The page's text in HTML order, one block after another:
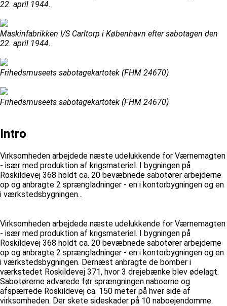
22. april 1944.
Maskinfabrikken I/S Carltorp i København efter sabotagen den
22. april 1944.
Frihedsmuseets sabotagekartotek (FHM 24670)
Frihedsmuseets sabotagekartotek (FHM 24670)
Intro
Virksomheden arbejdede næste udelukkende for Værnemagten
- især med produktion af krigsmateriel. I bygningen på
Roskildevej 368 holdt ca. 20 bevæbnede sabotører arbejderne
op og anbragte 2 sprængladninger - en i kontorbygningen og en
i værkstedsbygningen...
Virksomheden arbejdede næste udelukkende for Værnemagten
- især med produktion af krigsmateriel. I bygningen på
Roskildevej 368 holdt ca. 20 bevæbnede sabotører arbejderne
op og anbragte 2 sprængladninger - en i kontorbygningen og en
i værkstedsbygningen. Dernæst anbragte de bomber i
værkstedet Roskildevej 371, hvor 3 drejebænke blev ødelagt.
Sabotørerne advarede før sprængningen naboerne og
afspærrede Roskildevej ca. 150 meter på hver side af
virksomheden. Der skete sideskader på 10 naboejendomme.